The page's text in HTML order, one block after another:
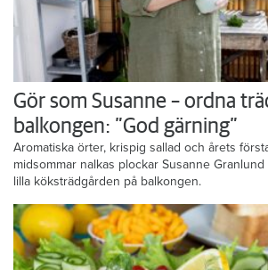
Gör som Susanne – ordna
balkongen: ”God gärning”
Aromatiska örter, krispig sallad och årets
midsommar nalkas plockar Susanne
lilla köksträdgården på balkongen.